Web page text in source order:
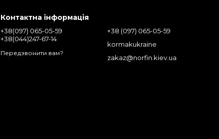
Контактна інформація
+38(097) 065-05-59
+38(044)247-67-14
Передзвонити вам?
+38 (097) 065-05-59
kormakukraine
zakaz@norfin.kiev.ua